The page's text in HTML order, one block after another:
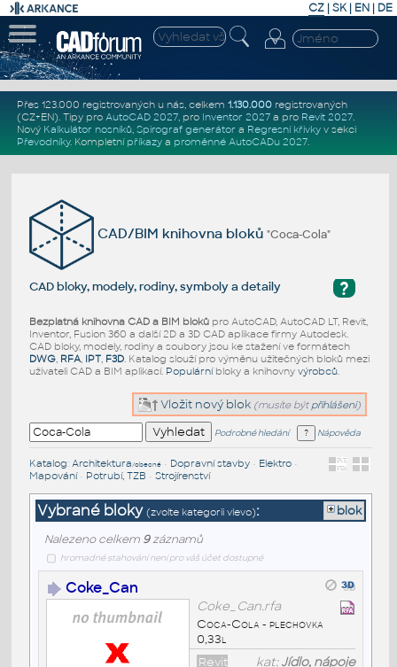
CZ | SK| EN | DE
Přes 123.000 registrovaných u nás, celkem 1.130.000registrovaných
(CZ+EN). Tipy pro AutoCAD 2027, pro Inventor 2027a pro Revit 2027.
Nový Kalkulátor nosníků, Spirograf generátor a Regresní křivkyv sekci
Převodníky. Kompletní příkazya proměnné AutoCADu 2027.
CAD/BIM knihovna bloků"Coca-Cola"
?
CAD bloky, modely, rodiny, symboly a detaily
Bezplatná knihovna CAD a BIM blokůpro AutoCAD, AutoCAD LT, Revit,
Inventor, Fusion 360 a další 2D a 3D CAD aplikace firmy Autodesk.
CAD bloky, modely, rodiny a soubory jsou ke stažení ve formátech
DWG, RFA, IPT, F3D. Katalog slouží pro výměnu užitečných bloků mezi
uživateli CAD a BIM aplikací. Populárníbloky a knihovny výrobců.
Vložit nový blok (musíte být přihlášeni)
Podrobné hledání Nápověda
Katalog: Architektura/obecné• Dopravní stavby• Elektro•
Mapování• Potrubí, TZB • Strojírenství
Vybrané bloky (zvolte kategorii vlevo): blok
Nalezeno celkem 9záznamů
hromadné stahování není pro váš účet dostupné
Coke_Can
Coke_Can.rfa
Coca-Cola - plechovka
0,33l
kat:Jídlo, nápoje
Revit